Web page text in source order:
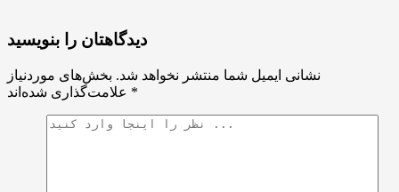
دیدگاهتان را بنویسید
نشانی ایمیل شما منتشر نخواهد شد. بخش‌های موردنیاز
*